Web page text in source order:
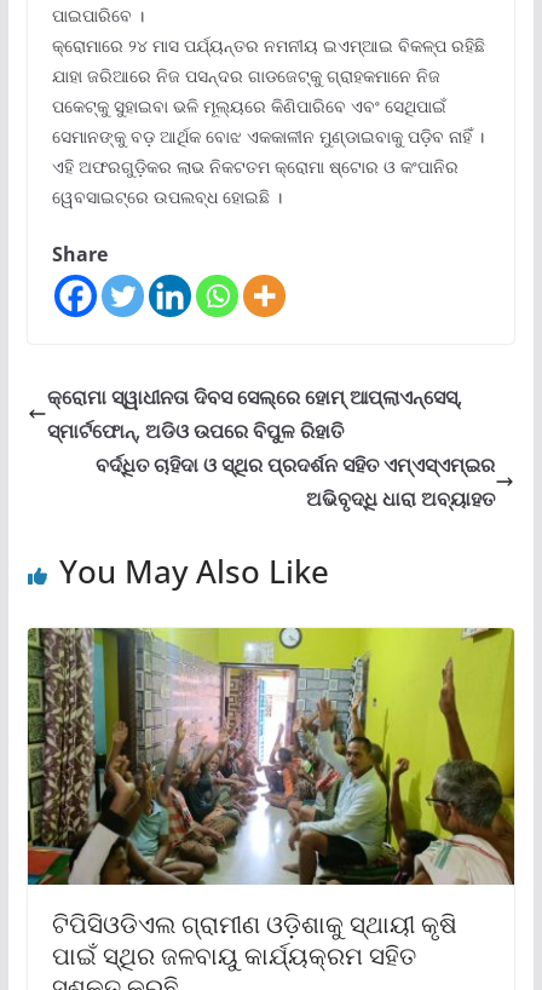
ପାଇପାରିବେ ।
କ୍ରୋମାରେ ୨୪ ମାସ ପର୍ଯ୍ୟନ୍ତର ନମନୀୟ ଇଏମ୍‌ଆଇ ବିକଳ୍ପ ରହିଛି
ଯାହା ଜରିଆରେ ନିଜ ପସନ୍ଦର ଗାଡଜେଟ୍‌କୁ ଗ୍ରାହକମାନେ ନିଜ
ପକେଟ୍‌କୁ ସୁହାଇବା ଭଳି ମୂଲ୍ୟରେ କିଣିପାରିବେ ଏବଂ ସେଥିପାଇଁ
ସେମାନଙ୍କୁ ବଡ଼ ଆର୍ଥିକ ବୋଝ ଏକକାଳୀନ ମୁଣ୍ଡାଇବାକୁ ପଡ଼ିବ ନାହିଁ ।
ଏହି ଅଫରଗୁଡ଼ିକର ଲାଭ ନିକଟତମ କ୍ରୋମା ଷ୍ଟୋର ଓ କଂପାନିର
ୱେବସାଇଟ୍‌ରେ ଉପଲବ୍ଧ ହୋଇଛି ।
Share
କ୍ରୋମା ସ୍ୱାଧୀନତା ଦିବସ ସେଲ୍‌ରେ ହୋମ୍ ଆପ୍ଲାଏନ୍‌ସେସ୍‌,
ସ୍ମାର୍ଟଫୋନ୍‌, ଅଡିଓ ଉପରେ ବିପୁଳ ରିହାତି
ବର୍ଦ୍ଧିତ ଚାହିଦା ଓ ସ୍ଥିର ପ୍ରଦର୍ଶନ ସହିତ ଏମ୍‌ଏସ୍‌ଏମ୍‌ଇର
ଅଭିବୃଦ୍ଧି ଧାରା ଅବ୍ୟାହତ
You May Also Like
ଟିପିସିଓଡିଏଲ ଗ୍ରାମୀଣ ଓଡ଼ିଶାକୁ ସ୍ଥାୟୀ କୃଷି
ପାଇଁ ସ୍ଥିର ଜଳବାୟୁ କାର୍ଯ୍ୟକ୍ରମ ସହିତ